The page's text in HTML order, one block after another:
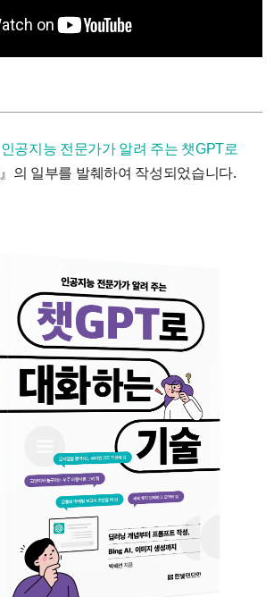
인공지능 전문가가 알려 주는 챗GPT로
』의 일부를 발췌하여 작성되었습니다.